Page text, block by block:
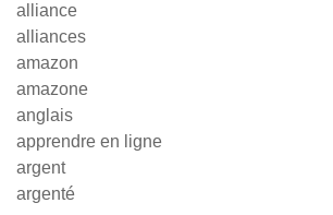
alliance
alliances
amazon
amazone
anglais
apprendre en ligne
argent
argenté